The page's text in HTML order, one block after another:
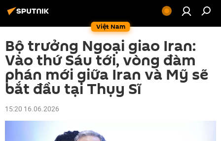
Việt Nam
Bộ trưởng Ngoại giao Iran:
Vào thứ Sáu tới, vòng đàm
phán mới giữa Iran và Mỹ sẽ
bắt đầu tại Thụy Sĩ
15:20 16.06.2026